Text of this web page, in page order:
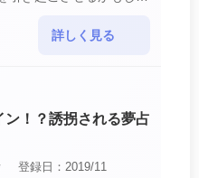
メッセージや警告を伝え
詳しく見る
ン！？誘拐される夢占
登録日：2019/11